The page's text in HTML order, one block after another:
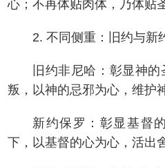
心；不再体贴肉体，乃体贴
2. 不同侧重：旧约与新
旧约非尼哈：彰显神
叛，以神的忌邪为心，维护
新约保罗：彰显基督
下，以基督的心为心，活出